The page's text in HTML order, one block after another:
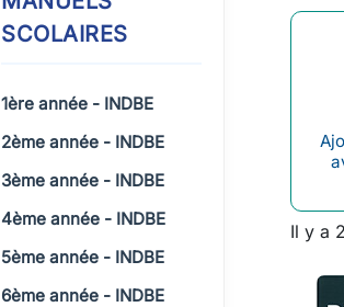
SCOLAIRES
1ère année - INDBE
2ème année - INDBE
3ème année - INDBE
4ème année - INDBE
5ème année - INDBE
6ème année - INDBE
Il y a